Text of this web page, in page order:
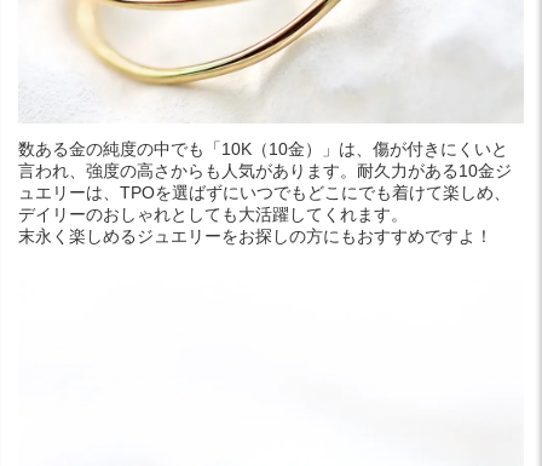
数ある金の純度の中でも「10K（10金）」は、傷が付きにくいと
言われ、強度の高さからも人気があります。耐久力がある10金ジ
ュエリーは、TPOを選ばずにいつでもどこにでも着けて楽しめ、
デイリーのおしゃれとしても大活躍してくれます。
末永く楽しめるジュエリーをお探しの方にもおすすめですよ！